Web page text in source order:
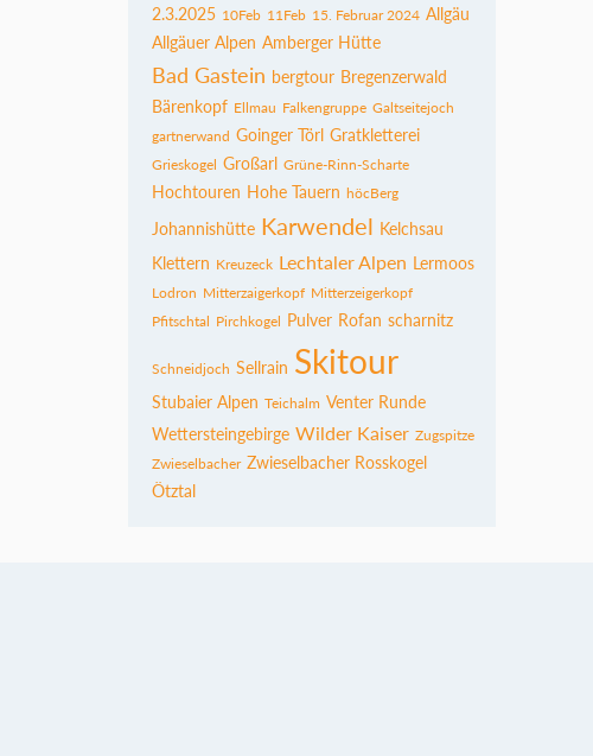
2.3.2025 10Feb 11Feb 15. Februar 2024 Allgäu
Allgäuer Alpen Amberger Hütte
Bad Gastein bergtour Bregenzerwald
Bärenkopf Ellmau Falkengruppe Galtseitejoch
gartnerwand Goinger Törl Gratkletterei
Grieskogel Großarl Grüne-Rinn-Scharte
Hochtouren Hohe Tauern höcBerg
Johannishütte Karwendel Kelchsau
Klettern Kreuzeck Lechtaler Alpen Lermoos
Lodron Mitterzaigerkopf Mitterzeigerkopf
Pfitschtal Pirchkogel Pulver Rofan scharnitz
Schneidjoch Sellrain Skitour
Stubaier Alpen Teichalm Venter Runde
Wettersteingebirge Wilder Kaiser Zugspitze
Zwieselbacher Zwieselbacher Rosskogel
Ötztal